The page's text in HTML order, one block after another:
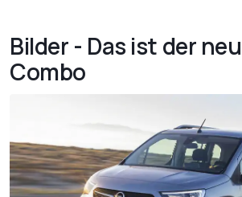
Bilder - Das ist der
Combo